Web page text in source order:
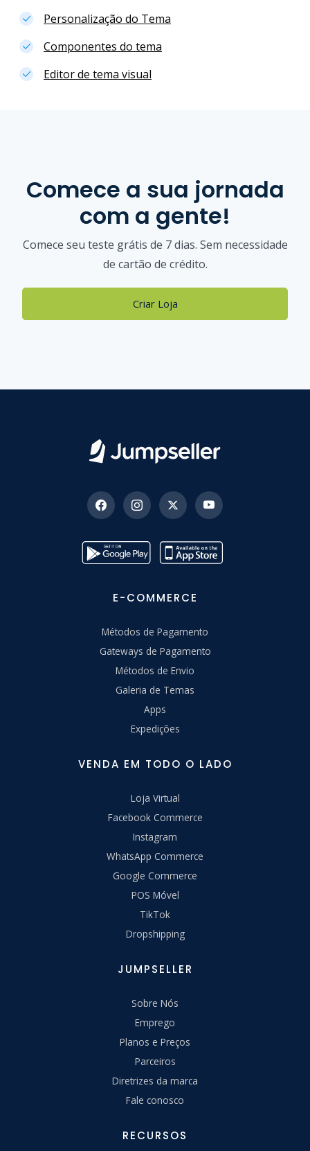
Personalização do Tema
Componentes do tema
Editor de tema visual
Comece a sua jornada
com a gente!
Comece seu teste grátis de 7 dias. Sem necessidade
de cartão de crédito.
Criar Loja
E-COMMERCE
Métodos de Pagamento
Gateways de Pagamento
Métodos de Envio
Galeria de Temas
Apps
Expedições
VENDA EM TODO O LADO
Loja Virtual
Facebook Commerce
Instagram
WhatsApp Commerce
Google Commerce
POS Móvel
TikTok
Dropshipping
JUMPSELLER
Sobre Nós
Emprego
Planos e Preços
Parceiros
Diretrizes da marca
Fale conosco
RECURSOS